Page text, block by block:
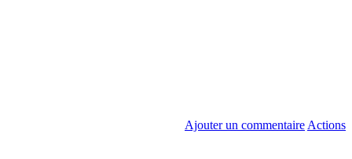
Ajouter un commentaire Actions